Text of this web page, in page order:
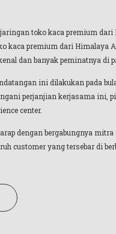
, jaringan toko kaca premium
kaca premium dari Himalaya
dan banyak peminatnya di
ini dilakukan pada
perjanjian kerjasama ini,
center.
dengan bergabungnya
customer yang tersebar di